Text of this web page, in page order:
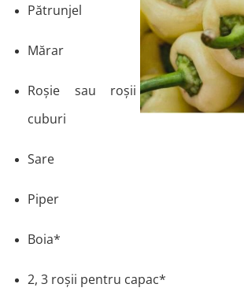
Pătrunjel
Mărar
Roșie sau roșii
cuburi
Sare
Piper
Boia*
2, 3 roșii pentru capac*